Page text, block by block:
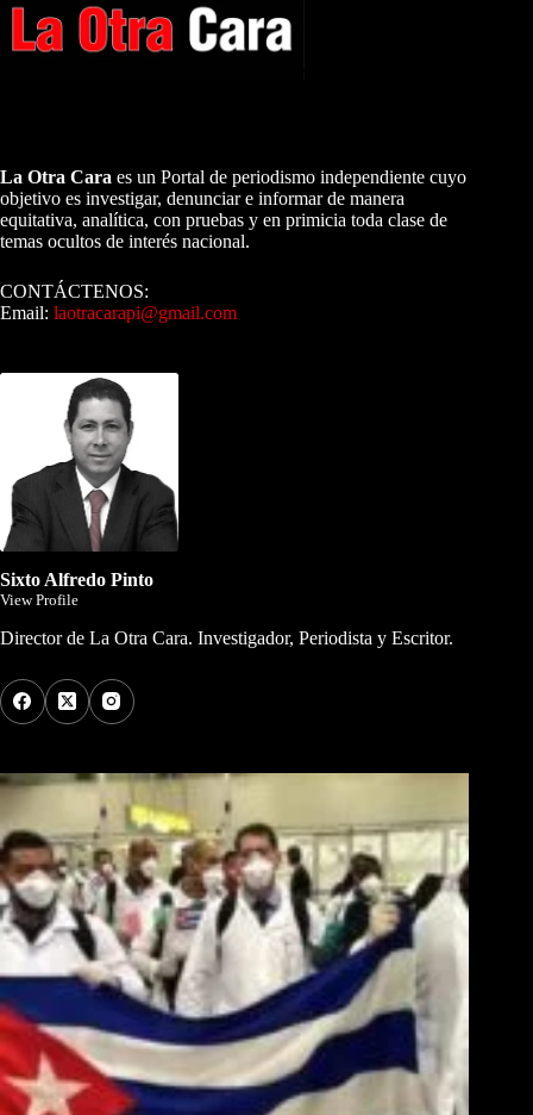
La Otra Cara es un Portal de periodismo independiente cuyo
objetivo es investigar, denunciar e informar de manera
equitativa, analítica, con pruebas y en primicia toda clase de
temas ocultos de interés nacional.
CONTÁCTENOS:
Email: laotracarapi@gmail.com
Sixto Alfredo Pinto
View Profile
Director de La Otra Cara. Investigador, Periodista y Escritor.